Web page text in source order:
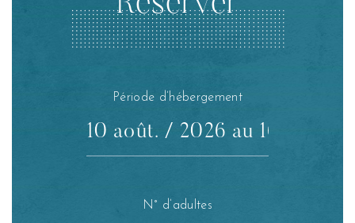
Période d’hébergement
N° d’adultes